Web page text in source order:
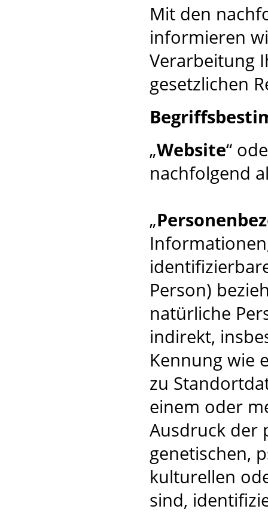
Mit den
informieren
Verarbeitung
gesetzlichen
„Website“
nachfolgend
„
Person)
natürliche
indirekt,
Kennung wie
zu
einem oder
Ausdruck der
genetischen,
kulturellen
sind,